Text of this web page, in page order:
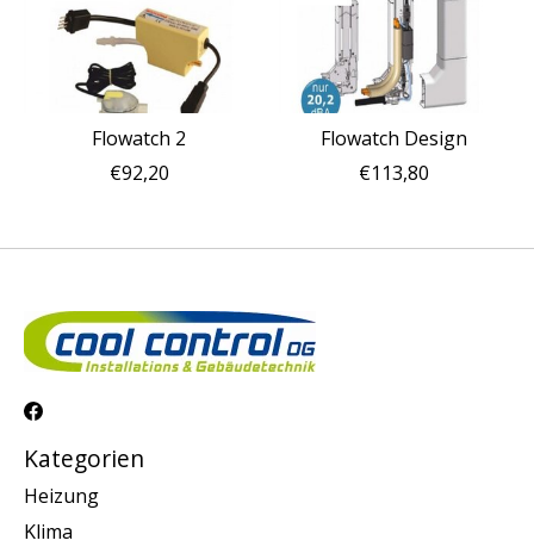
Flowatch 2
€92,20
Flowatch Design
€113,80
Kategorien
Heizung
Klima